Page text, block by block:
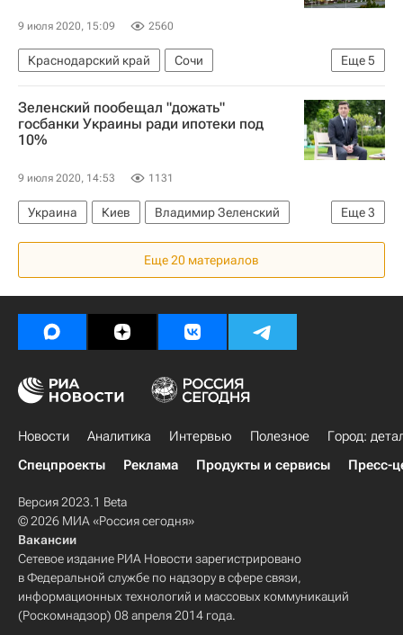
Комплекс городского хозяйства Москвы
Экология
9 июля 2020, 15:09 2560
Еще5
Краснодарский край
Сочи
Вениамин Кондратьев
Максим Егоров
Министерство строительства и жилищно-коммунального хозяйства РФ (Минстрой России)
ЖКХ
Зеленский пообещал "дожать"
госбанки Украины ради ипотеки под
10%
9 июля 2020, 14:53 1131
Еще3
Украина Киев
Владимир Зеленский
Яков Смолий
Ситуация на Украине
Еще 20 материалов
Новости Аналитика Интервью Полезное
Город:
Спецпроекты
Реклама Продукты и сервисы Пресс-
Версия 2023.1 Beta
© 2026 МИА «Россия сегодня»
Вакансии
Сетевое издание РИА Новости зарегистрировано
в Федеральной службе по надзору в сфере связи,
информационных технологий и массовых коммуникаций
(Роскомнадзор) 08 апреля 2014 года.